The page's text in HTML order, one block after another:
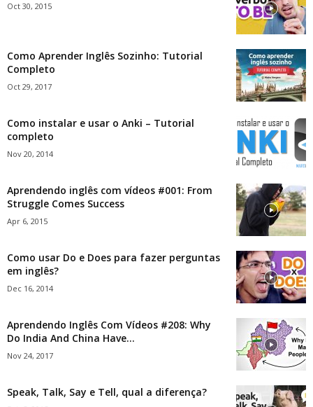
Oct 30, 2015
Como Aprender Inglês Sozinho: Tutorial
Completo
Oct 29, 2017
Como instalar e usar o Anki – Tutorial
completo
Nov 20, 2014
Aprendendo inglês com vídeos #001: From
Struggle Comes Success
Apr 6, 2015
Como usar Do e Does para fazer perguntas
em inglês?
Dec 16, 2014
Aprendendo Inglês Com Vídeos #208: Why
Do India And China Have...
Nov 24, 2017
Speak, Talk, Say e Tell, qual a diferença?